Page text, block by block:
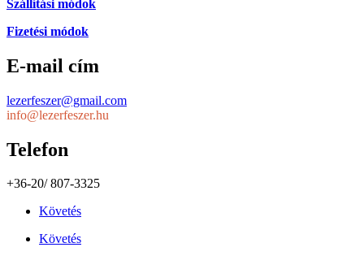
Szállítási módok
Fizetési módok
E-mail cím
lezerfeszer@gmail.com
info@lezerfeszer.hu
Telefon
+36-20/ 807-3325
Követés
Követés